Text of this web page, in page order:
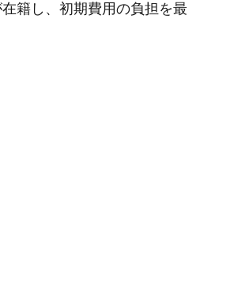
籍し、初期費用の負担を最